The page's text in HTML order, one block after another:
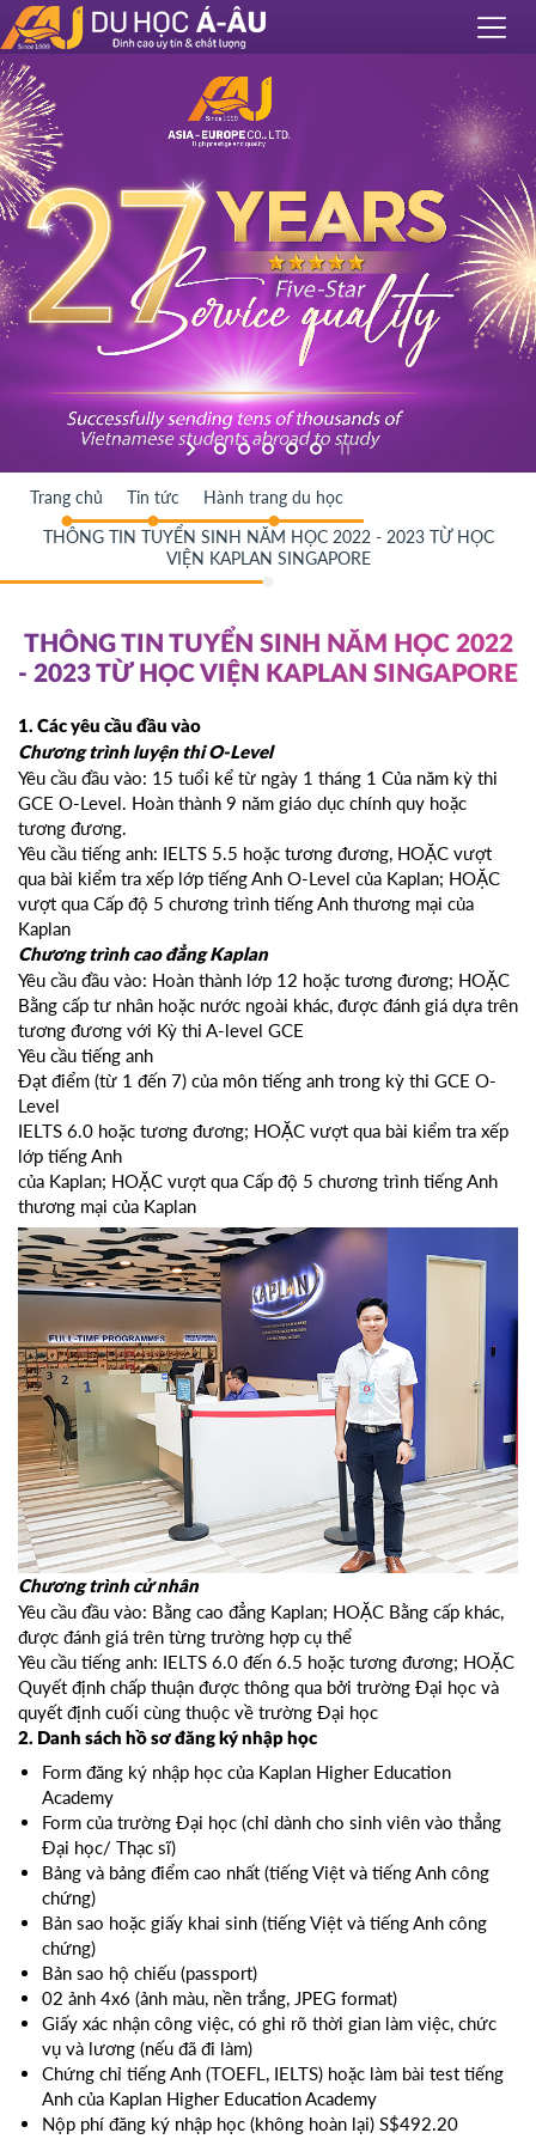
Trang chủ Tin tức Hành trang du học
THÔNG TIN TUYỂN SINH NĂM HỌC 2022 - 2023 TỪ HỌC
VIỆN KAPLAN SINGAPORE
THÔNG TIN TUYỂN SINH NĂM HỌC 2022
- 2023 TỪ HỌC VIỆN KAPLAN SINGAPORE
1. Các yêu cầu đầu vào
Chương trình luyện thi O-Level
Yêu cầu đầu vào: 15 tuổi kể từ ngày 1 tháng 1 Của năm kỳ thi
GCE O-Level. Hoàn thành 9 năm giáo dục chính quy hoặc
tương đương.
Yêu cầu tiếng anh: IELTS 5.5 hoặc tương đương, HOẶC vượt
qua bài kiểm tra xếp lớp tiếng Anh O-Level của Kaplan; HOẶC
vượt qua Cấp độ 5 chương trình tiếng Anh thương mại của
Kaplan
Chương trình cao đẳng Kaplan
Yêu cầu đầu vào: Hoàn thành lớp 12 hoặc tương đương; HOẶC
Bằng cấp tư nhân hoặc nước ngoài khác, được đánh giá dựa trên
tương đương với Kỳ thi A-level GCE
Yêu cầu tiếng anh
Đạt điểm (từ 1 đến 7) của môn tiếng anh trong kỳ thi GCE O-
Level
IELTS 6.0 hoặc tương đương; HOẶC vượt qua bài kiểm tra xếp
lớp tiếng Anh
của Kaplan; HOẶC vượt qua Cấp độ 5 chương trình tiếng Anh
thương mại của Kaplan
Chương trình cử nhân
Yêu cầu đầu vào: Bằng cao đẳng Kaplan; HOẶC Bằng cấp khác,
được đánh giá trên từng trường hợp cụ thể
Yêu cầu tiếng anh: IELTS 6.0 đến 6.5 hoặc tương đương; HOẶC
Quyết định chấp thuận được thông qua bởi trường Đại học và
quyết định cuối cùng thuộc về trường Đại học
2. Danh sách hồ sơ đăng ký nhập học
Form đăng ký nhập học của Kaplan Higher Education
Academy
Form của trường Đại học (chỉ dành cho sinh viên vào thẳng
Đại học/ Thạc sĩ)
Bảng và bảng điểm cao nhất (tiếng Việt và tiếng Anh công
chứng)
Bản sao hoặc giấy khai sinh (tiếng Việt và tiếng Anh công
chứng)
Bản sao hộ chiếu (passport)
02 ảnh 4x6 (ảnh màu, nền trắng, JPEG format)
Giấy xác nhận công việc, có ghi rõ thời gian làm việc, chức
vụ và lương (nếu đã đi làm)
Chứng chỉ tiếng Anh (TOEFL, IELTS) hoặc làm bài test tiếng
Anh của Kaplan Higher Education Academy
Nộp phí đăng ký nhập học (không hoàn lại) S$492.20